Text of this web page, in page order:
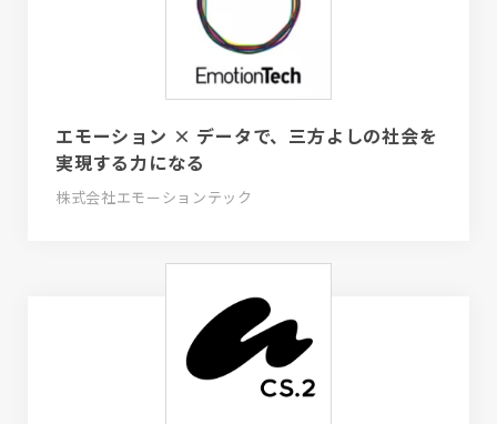
エモーション × データで、三方よしの社会を
実現する力になる
株式会社エモーションテック